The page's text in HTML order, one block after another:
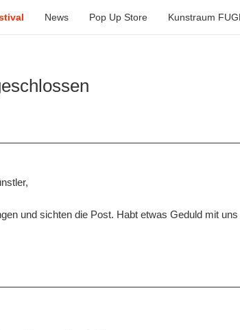
News Pop Up Store Kunstraum
und sichten die Post. Habt etwas Geduld mit